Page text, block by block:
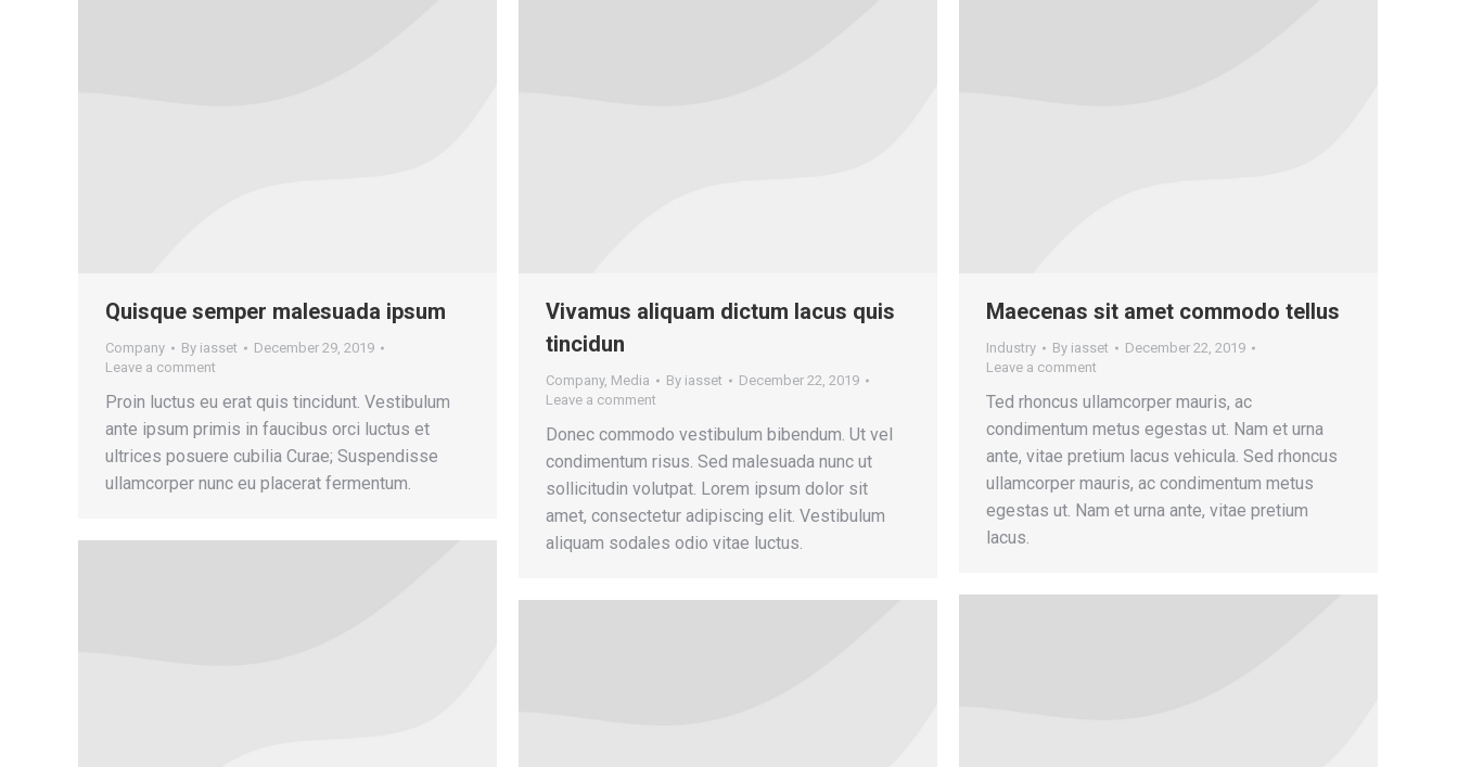
Quisque semper malesuada ipsum
Company By iasset
December 29, 2019
Leave a comment
Proin luctus eu erat quis tincidunt. Vestibulum
ante ipsum primis in faucibus orci luctus et
ultrices posuere cubilia Curae; Suspendisse
ullamcorper nunc eu placerat fermentum.
Vivamus aliquam dictum lacus quis
tincidun
Company, Media By iasset
December 22, 2019
Leave a comment
Donec commodo vestibulum bibendum. Ut vel
condimentum risus. Sed malesuada nunc ut
sollicitudin volutpat. Lorem ipsum dolor sit
amet, consectetur adipiscing elit. Vestibulum
aliquam sodales odio vitae luctus.
Maecenas sit amet commodo tellus
Industry By iasset
December 22, 2019
Leave a comment
Ted rhoncus ullamcorper mauris, ac
condimentum metus egestas ut. Nam et urna
ante, vitae pretium lacus vehicula. Sed rhoncus
ullamcorper mauris, ac condimentum metus
egestas ut. Nam et urna ante, vitae pretium
lacus.